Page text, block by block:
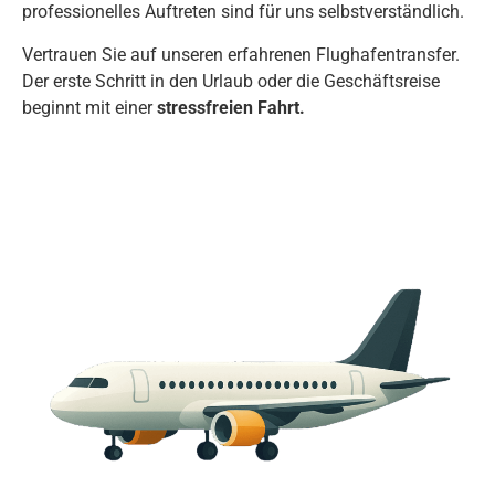
professionelles Auftreten sind für uns selbstverständlich.
Vertrauen Sie auf unseren erfahrenen Flughafentransfer.
Der erste Schritt in den Urlaub oder die Geschäftsreise
beginnt mit einerstressfreien Fahrt.